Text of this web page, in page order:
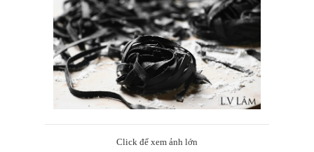
Click để xem ảnh lớn